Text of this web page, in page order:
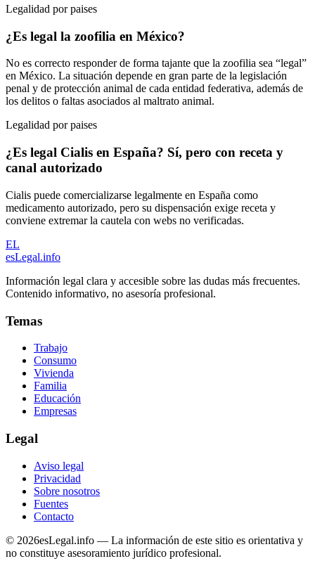
Legalidad por paises
¿Es legal la zoofilia en México?
No es correcto responder de forma tajante que la zoofilia sea “legal”
en México. La situación depende en gran parte de la legislación
penal y de protección animal de cada entidad federativa, además de
los delitos o faltas asociados al maltrato animal.
Legalidad por paises
¿Es legal Cialis en España? Sí, pero con receta y
canal autorizado
Cialis puede comercializarse legalmente en España como
medicamento autorizado, pero su dispensación exige receta y
conviene extremar la cautela con webs no verificadas.
EL
esLegal.info
Información legal clara y accesible sobre las dudas más frecuentes.
Contenido informativo, no asesoría profesional.
Temas
Trabajo
Consumo
Vivienda
Familia
Educación
Empresas
Legal
Aviso legal
Privacidad
Sobre nosotros
Fuentes
Contacto
© 2026esLegal.info — La información de este sitio es orientativa y
no constituye asesoramiento jurídico profesional.